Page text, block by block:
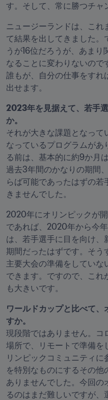
す。そして、常に勝つチャ
ニュージーランドは、これ
て結果を出してきました。
うが16位だろうが、あま
なることに変わりないので
誰もが、自分の仕事をすれ
出せます。
2023年を見据えて、若手
それが大きな課題となって
なっているプログラムがあ
る前は、基本的に約9か月
過去3年間のかなりの期間
らば可能であったはずの
きませんでした。
2020年にオリンピックが
であれば、2020年から今
は、若手選手に目を向け、
期間だったはずです。そう
主要大会の準備をしてい
できます。ですので、これ
も大きいです。
ワールドカップと比べて、
現段階ではありません。コ
場所で、リモートで準備を
リンピックコミュニティ
を特別なものにするその他
ありませんでした。今回
るのはまだ難しいですが